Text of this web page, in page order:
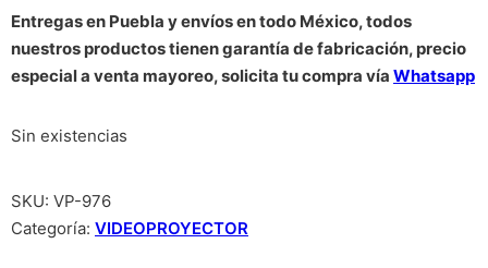
Entregas en Puebla y envíos en todo México, todos
nuestros productos tienen garantía de fabricación, precio
especial a venta mayoreo, solicita tu compra vía Whatsapp
Sin existencias
SKU: VP-976
Categoría: VIDEOPROYECTOR